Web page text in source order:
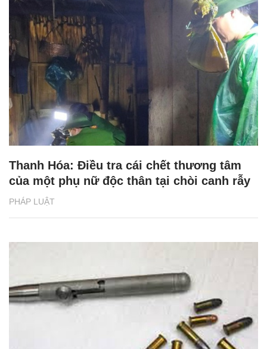
PHÁP LUẬT
Thanh Hóa: Điều tra cái chết thương tâm
của một phụ nữ độc thân tại chòi canh rẫy